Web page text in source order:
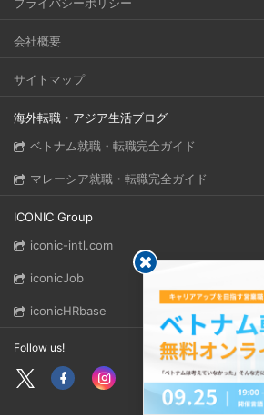
会社概要
サイトマップ
海外転職・アジア生活ブログ
ベトナム就職・転職完全ガイド
マレーシア就職・転職完全ガイド
ICONIC Group
iconic-intl.com
iconicJob
iconicHRbase
Follow us!